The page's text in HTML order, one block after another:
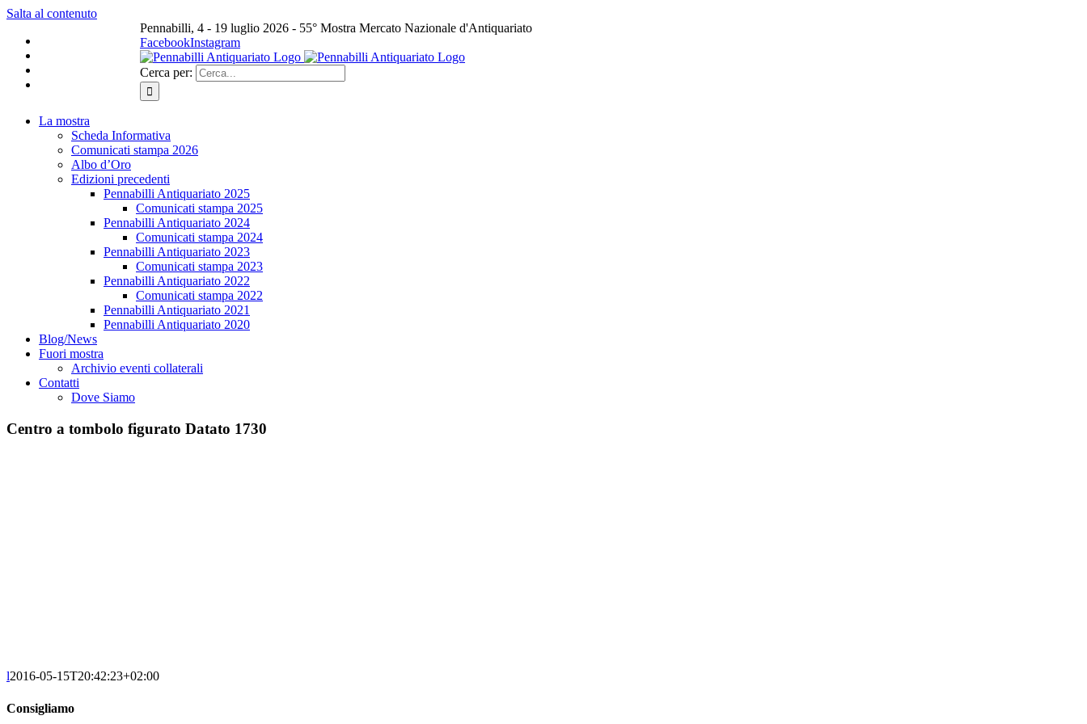
Salta al contenuto
Pennabilli, 4 - 19 luglio 2026 - 55° Mostra Mercato Nazionale d'Antiquariato
FacebookInstagram
Cerca per:
La mostra
Scheda Informativa
Comunicati stampa 2026
Albo d’Oro
Edizioni precedenti
Pennabilli Antiquariato 2025
Comunicati stampa 2025
Pennabilli Antiquariato 2024
Comunicati stampa 2024
Pennabilli Antiquariato 2023
Comunicati stampa 2023
Pennabilli Antiquariato 2022
Comunicati stampa 2022
Pennabilli Antiquariato 2021
Pennabilli Antiquariato 2020
Blog/News
Fuori mostra
Archivio eventi collaterali
Contatti
Dove Siamo
Centro a tombolo figurato Datato 1730
l2016-05-15T20:42:23+02:00
Consigliamo